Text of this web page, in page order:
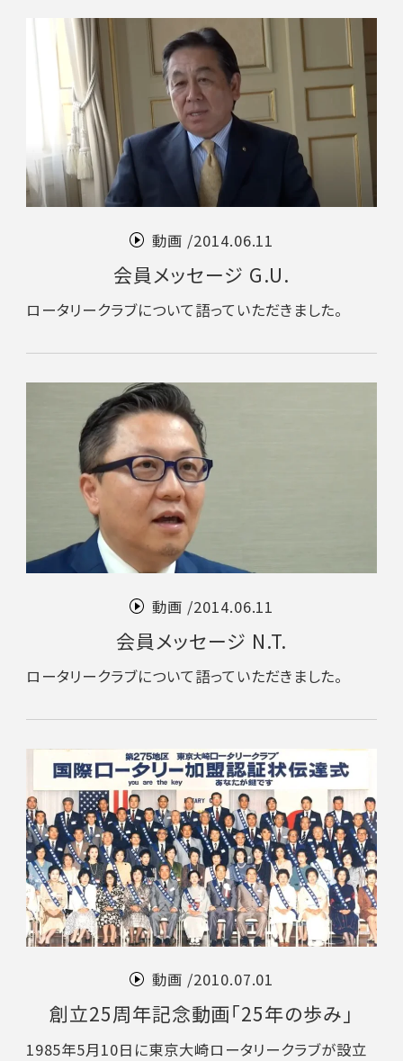
動画 /2014.06.11
会員メッセージ G.U.
ロータリークラブについて語っていただきました。
動画 /2014.06.11
会員メッセージ N.T.
ロータリークラブについて語っていただきました。
動画 /2010.07.01
創立25周年記念動画「25年の歩み」
1985年5月10日に東京大崎ロータリークラブが設立